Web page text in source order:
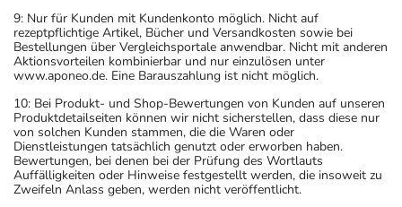
9: Nur für Kunden mit Kundenkonto möglich. Nicht auf
rezeptpflichtige Artikel, Bücher und Versandkosten sowie bei
Bestellungen über Vergleichsportale anwendbar. Nicht mit anderen
Aktionsvorteilen kombinierbar und nur einzulösen unter
www.aponeo.de. Eine Barauszahlung ist nicht möglich.
10: Bei Produkt- und Shop-Bewertungen von Kunden auf unseren
Produktdetailseiten können wir nicht sicherstellen, dass diese nur
von solchen Kunden stammen, die die Waren oder
Dienstleistungen tatsächlich genutzt oder erworben haben.
Bewertungen, bei denen bei der Prüfung des Wortlauts
Auffälligkeiten oder Hinweise festgestellt werden, die insoweit zu
Zweifeln Anlass geben, werden nicht veröffentlicht.